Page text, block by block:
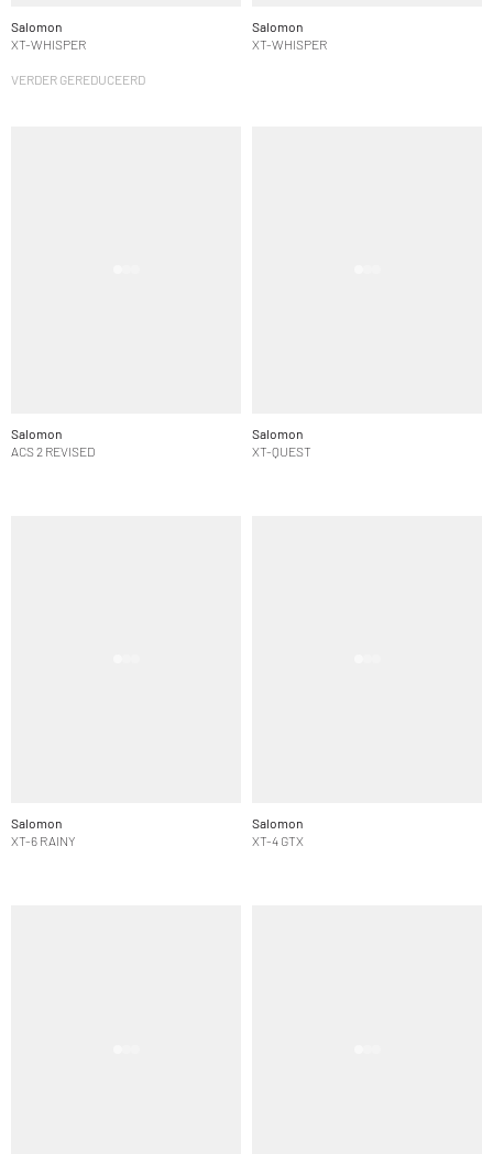
Salomon
XT-WHISPER
VERDER GEREDUCEERD
Salomon
XT-WHISPER
Salomon
ACS 2 REVISED
Salomon
XT-QUEST
Salomon
XT-6 RAINY
Salomon
XT-4 GTX